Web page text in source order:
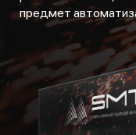
предмет